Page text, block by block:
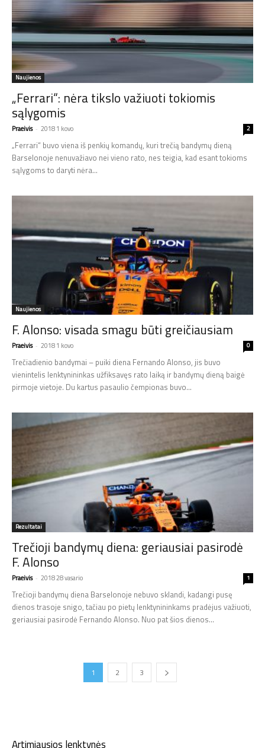
Naujienos
„Ferrari“: nėra tikslo važiuoti tokiomis
sąlygomis
Praeivis - 2018 1 kovo 2
„Ferrari“ buvo viena iš penkių komandų, kuri trečią bandymų dieną
Barselonoje nenuvažiavo nei vieno rato, nes teigia, kad esant tokioms
sąlygoms to daryti nėra...
Naujienos
F. Alonso: visada smagu būti greičiausiam
Praeivis - 2018 1 kovo 0
Trečiadienio bandymai – puiki diena Fernando Alonso, jis buvo
vienintelis lenktynininkas užfiksavęs rato laiką ir bandymų dieną baigė
pirmoje vietoje. Du kartus pasaulio čempionas buvo...
Rezultatai
Trečioji bandymų diena: geriausiai pasirodė
F. Alonso
Praeivis - 2018 28 vasario 1
Trečioji bandymų diena Barselonoje nebuvo sklandi, kadangi pusę
dienos trasoje snigo, tačiau po pietų lenktynininkams pradėjus važiuoti,
geriausiai pasirodė Fernando Alonso. Nuo pat šios dienos...
1 2 3
Artimiausios lenktynės